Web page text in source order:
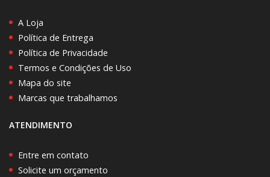
A Loja
Política de Entrega
Política de Privacidade
Termos e Condições de Uso
Mapa do site
Marcas que trabalhamos
ATENDIMENTO
Entre em contato
Solicite um orçamento